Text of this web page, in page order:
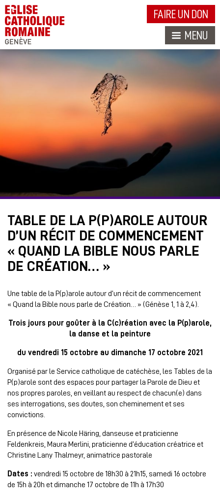
FAIRE UN DON
MENU
TABLE DE LA P(P)AROLE AUTOUR
D’UN RÉCIT DE COMMENCEMENT
« QUAND LA BIBLE NOUS PARLE
DE CRÉATION… »
Une table de la P(p)arole autour d’un récit de commencement
« Quand la Bible nous parle de Création… » (Génèse 1, 1 à 2,4).
Trois jours pour goûter à la C(c)réation avec la P(p)arole,
la danse et la peinture
du vendredi 15 octobre au dimanche 17 octobre 2021
Organisé par le Service catholique de catéchèse, les Tables de la
P(p)arole sont des espaces pour partager la Parole de Dieu et
nos propres paroles, en veillant au respect de chacun(e) dans
ses interrogations, ses doutes, son cheminement et ses
convictions.
En présence de Nicole Häring, danseuse et praticienne
Feldenkreis, Maura Merlini, praticienne d’éducation créatrice et
Christine Lany Thalmeyr, animatrice pastorale
Dates : vendredi 15 octobre de 18h30 à 21h15, samedi 16 octobre
de 15h à 20h et dimanche 17 octobre de 11h à 17h30